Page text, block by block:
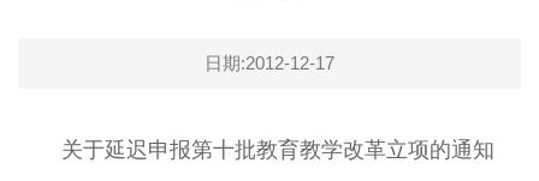
日期:2012-12-17
关于延迟申报第十批教育教学改革立项的通知